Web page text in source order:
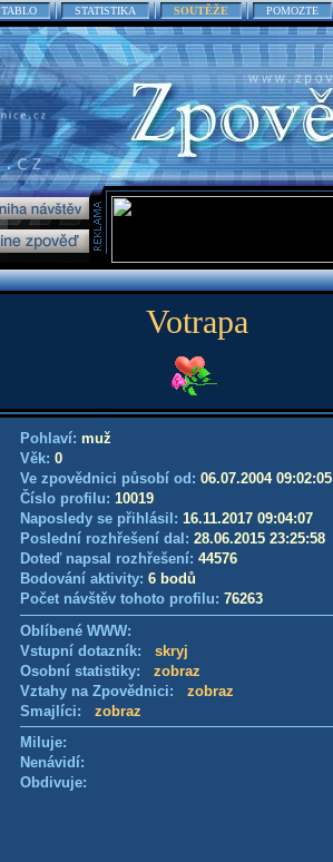
TABLO STATISTIKA SOUTĚŽE POMOZTE
Votrapa
Pohlaví: muž
Věk: 0
Ve zpovědnici působí od: 06.07.2004 09:02:05
Číslo profilu: 10019
Naposledy se přihlásil: 16.11.2017 09:04:07
Poslední rozhřešení dal: 28.06.2015 23:25:58
Doteď napsal rozhřešení: 44576
Bodování aktivity: 6 bodů
Počet návštěv tohoto profilu: 76263
Oblíbené WWW:
Vstupní dotazník: skryj
Osobní statistiky: zobraz
Vztahy na Zpovědnici: zobraz
Smajlíci: zobraz
Miluje:
Nenávidí:
Obdivuje: